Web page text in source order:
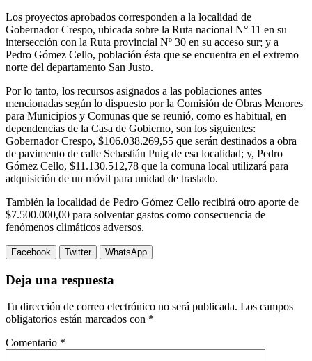
Los proyectos aprobados corresponden a la localidad de
Gobernador Crespo, ubicada sobre la Ruta nacional N° 11 en su
intersección con la Ruta provincial Nº 30 en su acceso sur; y a
Pedro Gómez Cello, población ésta que se encuentra en el extremo
norte del departamento San Justo.
Por lo tanto, los recursos asignados a las poblaciones antes
mencionadas según lo dispuesto por la Comisión de Obras Menores
para Municipios y Comunas que se reunió, como es habitual, en
dependencias de la Casa de Gobierno, son los siguientes:
Gobernador Crespo, $106.038.269,55 que serán destinados a obra
de pavimento de calle Sebastián Puig de esa localidad; y, Pedro
Gómez Cello, $11.130.512,78 que la comuna local utilizará para
adquisición de un móvil para unidad de traslado.
También la localidad de Pedro Gómez Cello recibirá otro aporte de
$7.500.000,00 para solventar gastos como consecuencia de
fenómenos climáticos adversos.
Facebook Twitter WhatsApp
Deja una respuesta
Tu dirección de correo electrónico no será publicada. Los campos
obligatorios están marcados con *
Comentario *